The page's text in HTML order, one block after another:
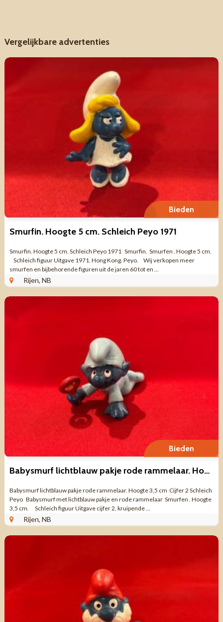
Vergelijkbare advertenties
Bieden
Smurfin. Hoogte 5 cm. Schleich Peyo 1971
Smurfin. Hoogte 5 cm. Schleich Peyo 1971 Smurfin. Smurfen . Hoogte 5 cm.
Schleich figuur Uitgave 1971. Hong Kong. Peyo. Wij verkopen meer
smurfen en bijbehorende figuren uit de jaren 60 tot en ...
Rijen, NB
Bieden
Babysmurf lichtblauw pakje rode rammelaar. Hoogte 3,5 cm Cijfer
Babysmurf lichtblauw pakje rode rammelaar. Hoogte 3,5 cm Cijfer 2 Schleich
Peyo Babysmurf met lichtblauw pakje en rode rammelaar Smurfen . Hoogte
3,5 cm. Schleich figuur Uitgave cijfer 2, kruipende ...
Rijen, NB